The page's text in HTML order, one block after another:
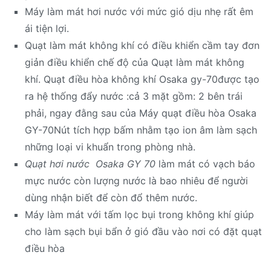
Máy làm mát hơi nước với mức gió dịu nhẹ rất êm
ái tiện lợi.
Quạt làm mát không khí có điều khiển cầm tay đơn
giản điều khiển chế độ của Quạt làm mát không
khí. Quạt điều hòa không khí Osaka gy-70được tạo
ra hệ thống đẩy nước :cả 3 mặt gồm: 2 bên trái
phải, ngay đằng sau của Máy quạt điều hòa Osaka
GY-70Nút tích hợp bấm nhằm tạo ion âm làm sạch
những loại vi khuẩn trong phòng nhà.
Quạt hơi nước Osaka GY 70làm mát có vạch báo
mực nước còn lượng nước là bao nhiêu để người
dùng nhận biết để còn đổ thêm nước.
Máy làm mát với tấm lọc bụi trong không khí giúp
cho làm sạch bụi bẩn ở gió đầu vào nơi có đặt quạt
điều hòa